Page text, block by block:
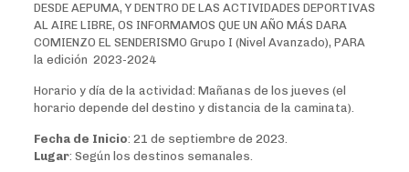
DESDE AEPUMA, Y DENTRO DE LAS ACTIVIDADES DEPORTIVAS
AL AIRE LIBRE, OS INFORMAMOS QUE UN AÑO MÁS DARA
COMIENZO EL SENDERISMO Grupo I (Nivel Avanzado), PARA
la edición 2023-2024
Horario y día de la actividad: Mañanas de los jueves (el
horario depende del destino y distancia de la caminata).
Fecha de Inicio: 21 de septiembre de 2023.
Lugar: Según los destinos semanales.